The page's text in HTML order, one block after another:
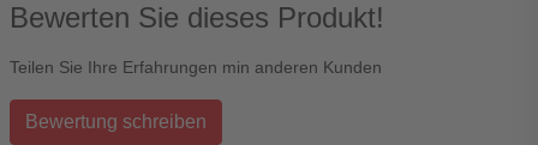
Bewerten Sie dieses Produkt!
Teilen Sie Ihre Erfahrungen min anderen Kunden
Bewertung schreiben